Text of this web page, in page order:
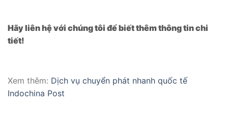
Hãy liên hệ với chúng tôi để biết thêm thông tin chi
tiết!
Xem thêm: Dịch vụ chuyển phát nhanh quốc tế
Indochina Post